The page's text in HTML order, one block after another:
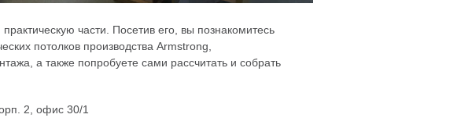
части. Посетив его, вы познакомитесь
потолков производства Armstrong,
а также попробуете сами рассчитать и собрать
2, офис 30/1